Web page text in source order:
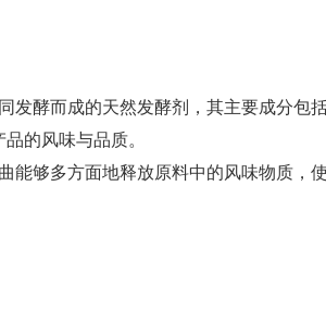
发酵而成的天然发酵剂，其主要成分包
的风味与品质。
能够多方面地释放原料中的风味物质，